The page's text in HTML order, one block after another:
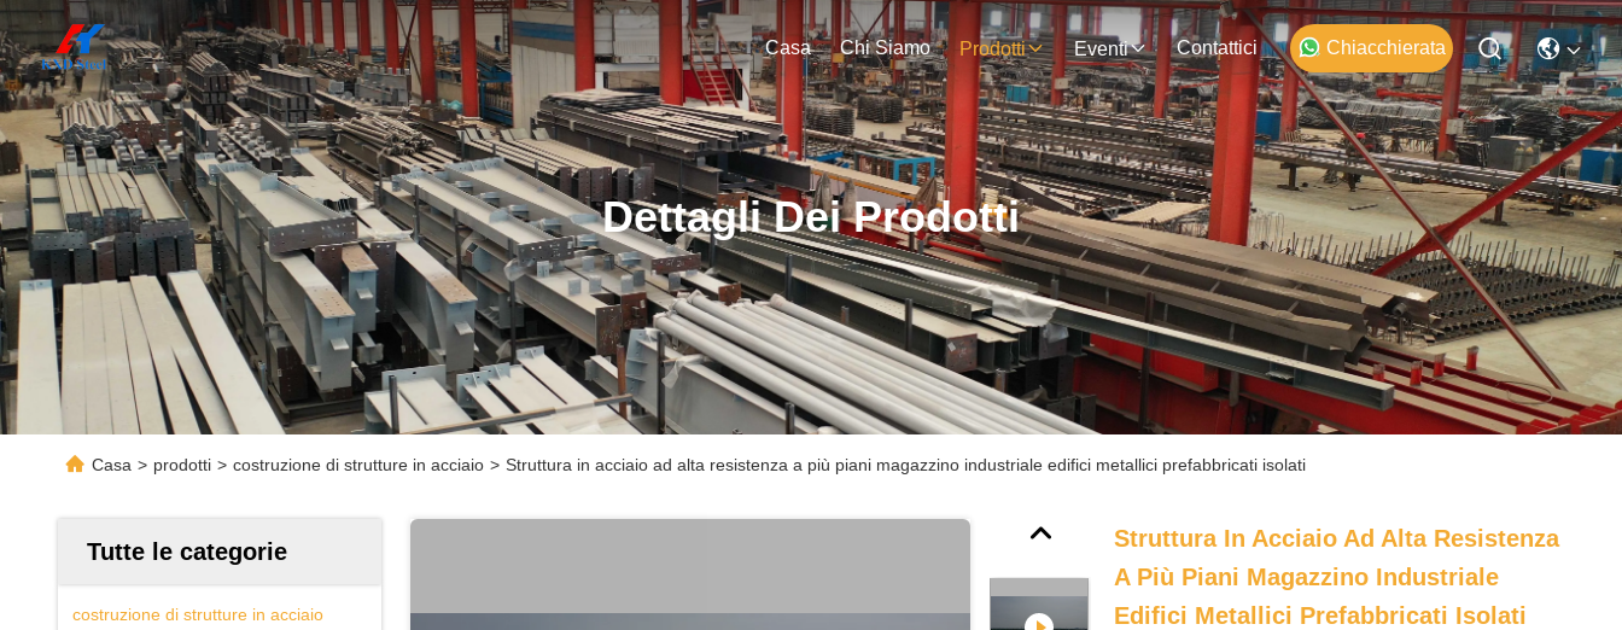
Casa Chi Siamo Prodotti Eventi Contattici Chiacchierata
Dettagli Dei Prodotti
Casa > prodotti > costruzione di strutture in acciaio > Struttura in acciaio ad alta resistenza a più piani magazzino industriale edifici metallici prefabbricati isolati
Tutte le categorie
costruzione di strutture in acciaio
Struttura In Acciaio Ad Alta Resistenza
A Più Piani Magazzino Industriale
Edifici Metallici Prefabbricati Isolati